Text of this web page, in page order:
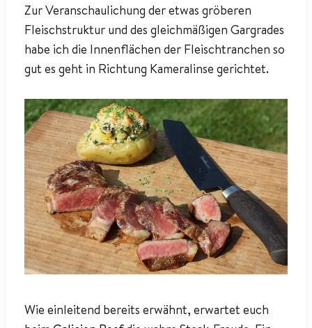
Zur Veranschaulichung der etwas gröberen
Fleischstruktur und des gleichmäßigen Gargrades
habe ich die Innenflächen der Fleischtranchen so
gut es geht in Richtung Kameralinse gerichtet.
Wie einleitend bereits erwähnt, erwartet euch